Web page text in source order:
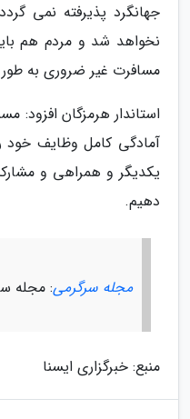
جهانگرد پذیرفته نمی
نخواهد شد و مردم هم
مسافرت غیر ضروری به
استاندار هرمزگان افزود:
آمادگی کامل وظایف خود
یکدیگر و همراهی و
دهیم.
مجله سرگرمی: مجله
منبع: خبرگزاری ایسنا